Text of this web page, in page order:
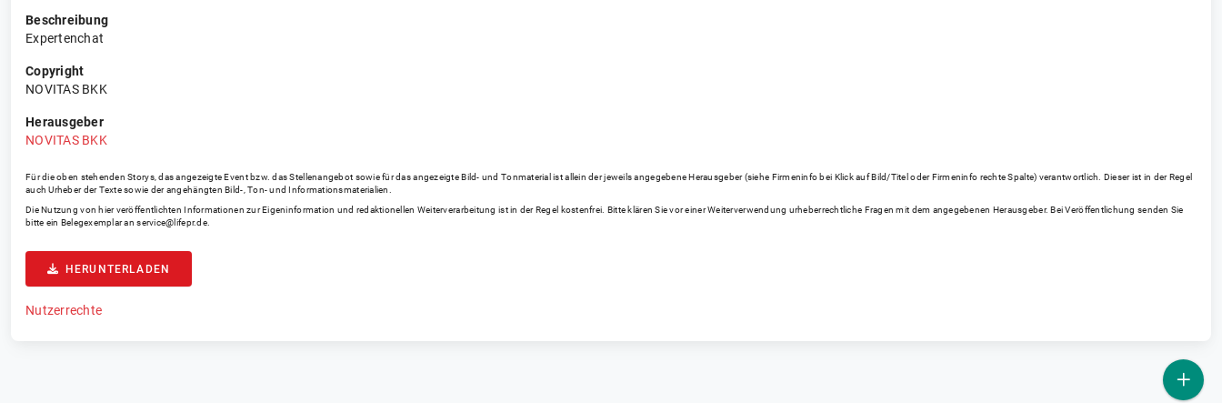
Beschreibung
Expertenchat
Copyright
NOVITAS BKK
Herausgeber
NOVITAS BKK
Für die oben stehenden Storys, das angezeigte Event bzw. das Stellenangebot sowie für das angezeigte Bild- und Tonmaterial ist allein der jeweils angegebene Herausgeber (siehe Firmeninfo bei Klick auf Bild/Titel oder Firmeninfo rechte Spalte) verantwortlich. Dieser ist in der Regel
auch Urheber der Texte sowie der angehängten Bild-, Ton- und Informationsmaterialien.
Die Nutzung von hier veröffentlichten Informationen zur Eigeninformation und redaktionellen Weiterverarbeitung ist in der Regel kostenfrei. Bitte klären Sie vor einer Weiterverwendung urheberrechtliche Fragen mit dem angegebenen Herausgeber. Bei Veröffentlichung senden Sie
bitte ein Belegexemplar anservice@lifepr.de.
HERUNTERLADEN
Nutzerrechte